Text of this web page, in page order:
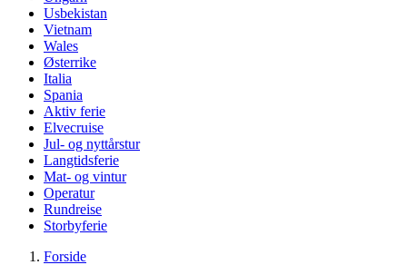
Usbekistan
Vietnam
Wales
Østerrike
Italia
Spania
Aktiv ferie
Elvecruise
Jul- og nyttårstur
Langtidsferie
Mat- og vintur
Operatur
Rundreise
Storbyferie
Forside